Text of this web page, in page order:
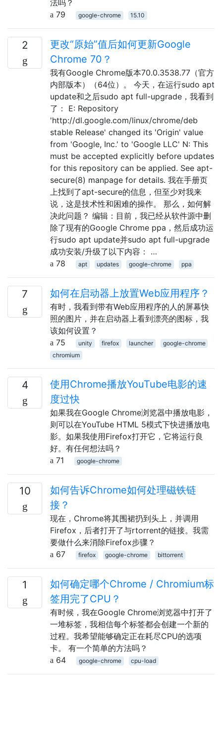
法吗？
79
google-chrome 15.10
2
更改“原始”值后如何更新Google
Chrome 70？
我有Google Chrome版本70.0.3538.77（官方
内部版本）（64位）。 今天，在运行sudo apt
update和之后sudo apt full-upgrade，我看到
了： E: Repository
'http://dl.google.com/linux/chrome/deb
stable Release' changed its 'Origin' value
from 'Google, Inc.' to 'Google LLC' N: This
must be accepted explicitly before updates
for this repository can be applied. See apt-
secure(8) manpage for details. 我在手册页
上找到了apt-secure的信息，但至少对我来
说，这是技术性和困难的操作。 那么，如何解
决此问题？ 编辑：目前，我已经从软件源中删
除了现有的Google Chrome ppa，然后成功运
行sudo apt update并sudo apt full-upgrade
成功安装/升级了以下内容： …
78
apt updates google-chrome ppa
7 如何在启动器上放置Web应用程序？
有时，我看到带有Web应用程序的人的屏幕快
照的图片，并在启动器上看到漂亮的图标，我
该如何设置？
75
unity firefox launcher
google-chrome
chromium
4
使用Chrome播放YouTube电影的速
度过快
如果我在Google Chrome浏览器中播放电影，
则可以在YouTube HTML 5模式下快进播放电
影。如果我使用Firefox打开它，它将运行良
好。有任何想法吗？
71
google-chrome
10
如何告诉Chrome如何处理磁铁链
接？
现在，Chrome将其围裙扔到头上，并调用
Firefox，后者打开了与rtorrent的链接。我需
要做什么来消除Firefox步骤？
67
firefox google-chrome bittorrent
1
如何确定哪个Chrome / Chromium标
签用完了CPU？
有时候，我在Google Chrome浏览器中打开了
一堆标签，我相信每个标签都会创建一个新的
过程。我希望能够确定正在耗尽CPU的选项
卡。 有一个简单的方法吗？
64
google-chrome cpu-load